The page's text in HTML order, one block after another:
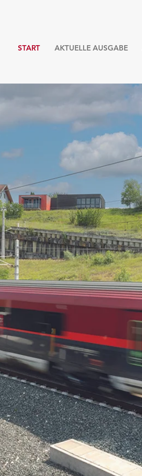
START AKTUELLE AUSGABE